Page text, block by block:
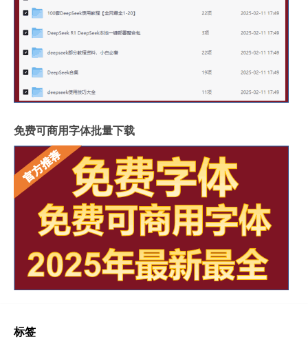
免费可商用字体批量下载
标签